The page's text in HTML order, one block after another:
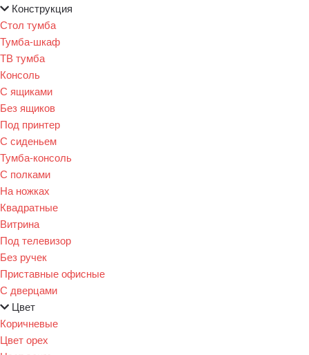
Конструкция
Стол тумба
Тумба-шкаф
ТВ тумба
Консоль
С ящиками
Без ящиков
Под принтер
С сиденьем
Тумба-консоль
С полками
На ножках
Квадратные
Витрина
Под телевизор
Без ручек
Приставные офисные
С дверцами
Цвет
Коричневые
Цвет орех